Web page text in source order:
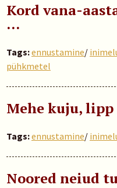
Kord vana-
…
Tags:ennustamine/
pühkmetel
Mehe kuju,
Tags:ennustamine/
Noored neiud